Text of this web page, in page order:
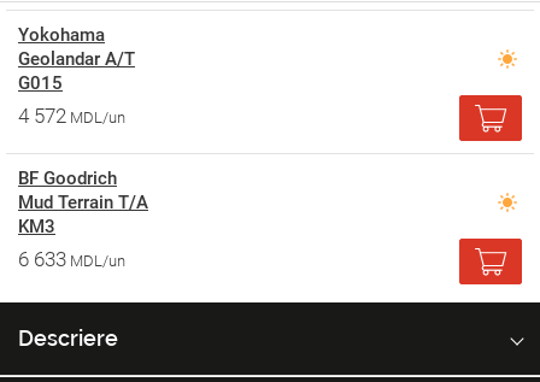
Yokohama
Geolandar A/T
G015
4 572 MDL/un
BF Goodrich
Mud Terrain T/A
KM3
6 633 MDL/un
Descriere